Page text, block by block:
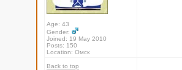
Age: 43
Gender:
Joined: 19 May 2010
Posts: 150
Location: Омск
Back to top